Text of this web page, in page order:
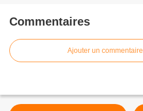
Commentaires
Ajouter un commentaire